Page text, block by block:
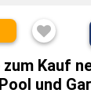
Kauf
und